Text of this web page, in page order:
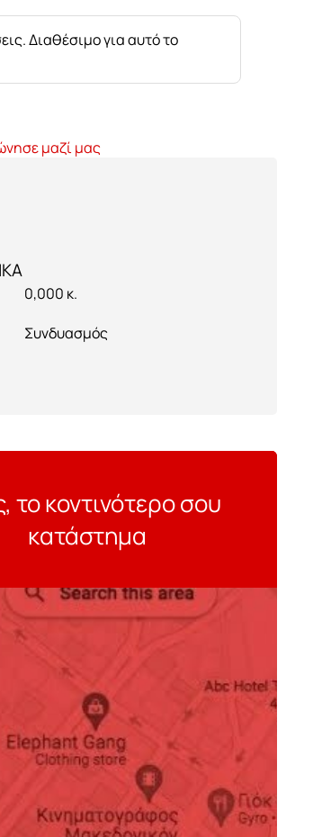
Διαθέσιμο για αυτό το
μαζί μας
0,000 κ.
Συνδυασμός
το κοντινότερο σου
κατάστημα